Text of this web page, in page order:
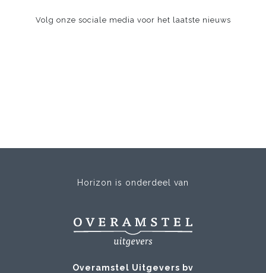
Volg onze sociale media voor het laatste nieuws
Horizon is onderdeel van
Overamstel Uitgevers bv